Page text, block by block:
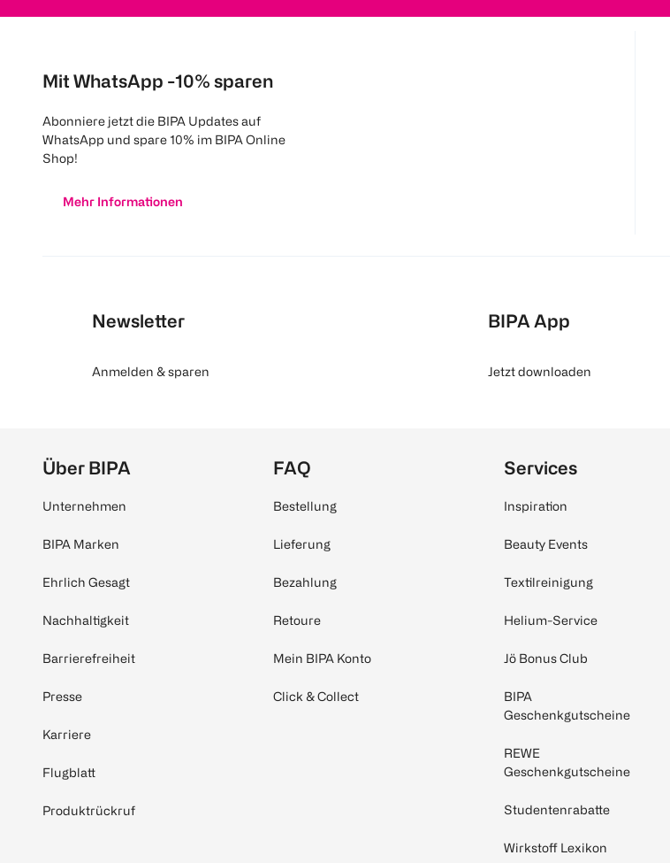
Mit WhatsApp -10% sparen
Abonniere jetzt die BIPA Updates auf
WhatsApp und spare 10% im BIPA Online
Shop!
Mehr Informationen
Newsletter
Anmelden & sparen
BIPA App
Jetzt downloaden
Über BIPA
Unternehmen
BIPA Marken
Ehrlich Gesagt
Nachhaltigkeit
Barrierefreiheit
Presse
Karriere
Flugblatt
Produktrückruf
FAQ
Bestellung
Lieferung
Bezahlung
Retoure
Mein BIPA Konto
Click & Collect
Services
Inspiration
Beauty Events
Textilreinigung
Helium-Service
Jö Bonus Club
BIPA
Geschenkgutscheine
REWE
Geschenkgutscheine
Studentenrabatte
Wirkstoff Lexikon